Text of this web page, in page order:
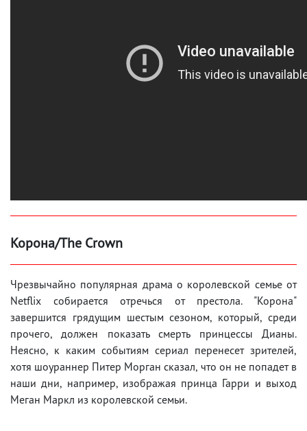
Корона/The Crown
Чрезвычайно популярная драма о королевской семье от
Netflix собирается отречься от престола. "Корона"
завершится грядущим шестым сезоном, который, среди
прочего, должен показать смерть принцессы Дианы.
Неясно, к каким событиям сериал перенесет зрителей,
хотя шоураннер Питер Морган сказал, что он не попадет в
наши дни, например, изображая принца Гарри и выход
Меган Маркл из королевской семьи.